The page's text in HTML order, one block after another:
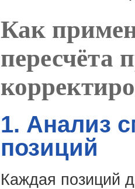
Как
пересчёта
1. Анализ
позиций
Каждая позиций